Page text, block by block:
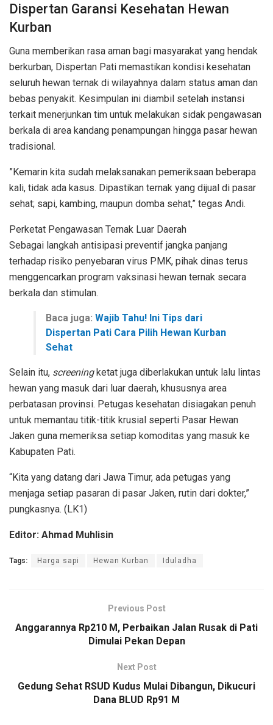
Dispertan Garansi Kesehatan Hewan
Kurban
Guna memberikan rasa aman bagi masyarakat yang hendak
berkurban, Dispertan Pati memastikan kondisi kesehatan
seluruh hewan ternak di wilayahnya dalam status aman dan
bebas penyakit. Kesimpulan ini diambil setelah instansi
terkait menerjunkan tim untuk melakukan sidak pengawasan
berkala di area kandang penampungan hingga pasar hewan
tradisional.
​”Kemarin kita sudah melaksanakan pemeriksaan beberapa
kali, tidak ada kasus. Dipastikan ternak yang dijual di pasar
sehat; sapi, kambing, maupun domba sehat,” tegas Andi.
​Perketat Pengawasan Ternak Luar Daerah
​Sebagai langkah antisipasi preventif jangka panjang
terhadap risiko penyebaran virus PMK, pihak dinas terus
menggencarkan program vaksinasi hewan ternak secara
berkala dan stimulan.
Baca juga: Wajib Tahu! Ini Tips dari
Dispertan Pati Cara Pilih Hewan Kurban
Sehat
​Selain itu, screeningketat juga diberlakukan untuk lalu lintas
hewan yang masuk dari luar daerah, khususnya area
perbatasan provinsi. Petugas kesehatan disiagakan penuh
untuk memantau titik-titik krusial seperti Pasar Hewan
Jaken guna memeriksa setiap komoditas yang masuk ke
Kabupaten Pati.
“Kita yang datang dari Jawa Timur, ada petugas yang
menjaga setiap pasaran di pasar Jaken, rutin dari dokter,”
pungkasnya. (LK1)
Editor: Ahmad Muhlisin
Tags: Harga sapi Hewan Kurban Iduladha
Previous Post
Anggarannya Rp210 M, Perbaikan Jalan Rusak di Pati
Dimulai Pekan Depan
Next Post
Gedung Sehat RSUD Kudus Mulai Dibangun, Dikucuri
Dana BLUD Rp91 M